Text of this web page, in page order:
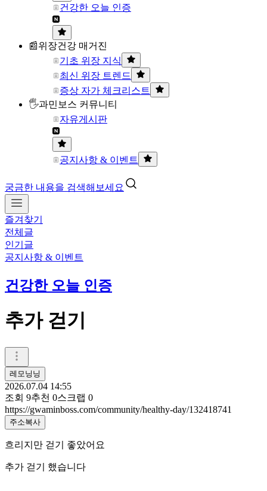
건강한 오늘 인증
📰위장건강 매거진
기초 위장 지식
최신 위장 트렌드
증상 자가 체크리스트
🖐과민보스 커뮤니티
자유게시판
공지사항 & 이벤트
궁금한 내용을 검색해보세요
즐겨찾기
전체글
인기글
공지사항 & 이벤트
건강한 오늘 인증
추가 걷기
레모닝닝
2026.07.04 14:55
조회 9추천 0스크랩 0
https://gwaminboss.com/community/healthy-day/132418741
주소복사
흐리지만 걷기 좋았어요
추가 걷기 했습니다